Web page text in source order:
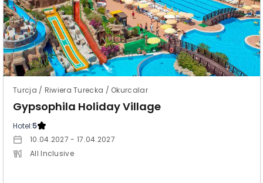
Turcja / Riwiera Turecka / Okurcalar
Gypsophila Holiday Village
Hotel:5
10.04.2027 - 17.04.2027
All Inclusive